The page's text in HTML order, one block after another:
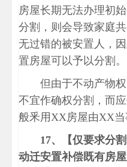
房屋长期无法办理初
分割，则会导致家庭
无过错的被安置人，
置房屋可以予以分割。
但由于不动产物
不宜作确权分割，而
般釆用XX房屋由XX当
17、
【仅要求分
动迁安置补偿既有房